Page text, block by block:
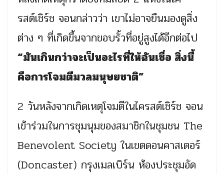
รสต์เชิร์ช จอนกล่าวว่า เขาไม่อาจยืนมองดูสิ่ง
ต่าง ๆ ที่เกิดขึ้นจากขอบรั้วที่อยู่สูงได้อีกต่อไป
“มันเกินกว่าจะเป็นอะไรที่ให้ฉันเชื่อ สิ่งนี้
คือการโจมตีมวลมนุษยชาติ”
2 วันหลังจากเกิดเหตุโจมตีในไครสต์เชิร์ช จอน
เข้าร่วมในการชุมนุมของสมาชิกในชุมชน The
Benevolent Society ในเขตดอนคาสเตอร์
(Doncaster) กรุงเมลเบิร์น ห้องประชุมอัด